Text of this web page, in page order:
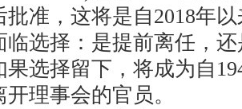
批准，这将是自2018年
择：是提前离任，还
选择留下，将成为自
理事会的官员。